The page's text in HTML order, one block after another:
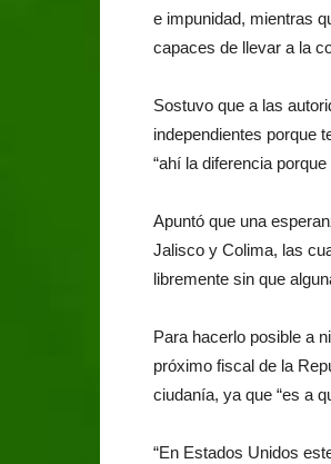
e impunidad, mientras
capaces de llevar a la
Sostuvo que a las
independientes porque
“ahí la diferencia
Apuntó que una
Jalisco y Colima, las
libremente sin que
Para hacerlo posible a
próximo fiscal de la
ciudanía, ya que “es a
“En Estados Unidos